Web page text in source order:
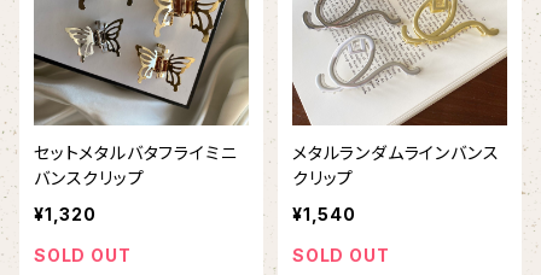
セットメタルバタフライミニ
バンスクリップ
¥1,320
SOLD OUT
メタルランダムラインバンス
クリップ
¥1,540
SOLD OUT